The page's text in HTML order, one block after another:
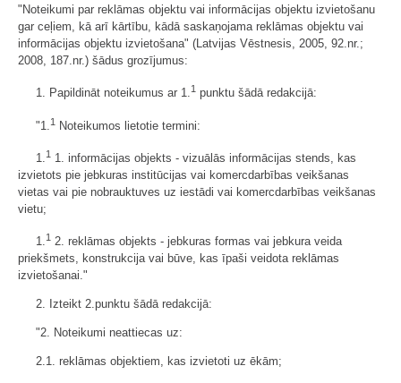
"Noteikumi par reklāmas objektu vai informācijas objektu izvietošanu
gar ceļiem, kā arī kārtību, kādā saskaņojama reklāmas objektu vai
informācijas objektu izvietošana" (Latvijas Vēstnesis, 2005, 92.nr.;
2008, 187.nr.) šādus grozījumus:
1. Papildināt noteikumus ar 1.1 punktu šādā redakcijā:
"1. 1 Noteikumos lietotie termini:
1. 1 1. informācijas objekts - vizuālās informācijas stends, kas
izvietots pie jebkuras institūcijas vai komercdarbības veikšanas
vietas vai pie nobrauktuves uz iestādi vai komercdarbības veikšanas
vietu;
1.1 2. reklāmas objekts - jebkuras formas vai jebkura veida
priekšmets, konstrukcija vai būve, kas īpaši veidota reklāmas
izvietošanai."
2. Izteikt 2.punktu šādā redakcijā:
"2. Noteikumi neattiecas uz:
2.1. reklāmas objektiem, kas izvietoti uz ēkām;